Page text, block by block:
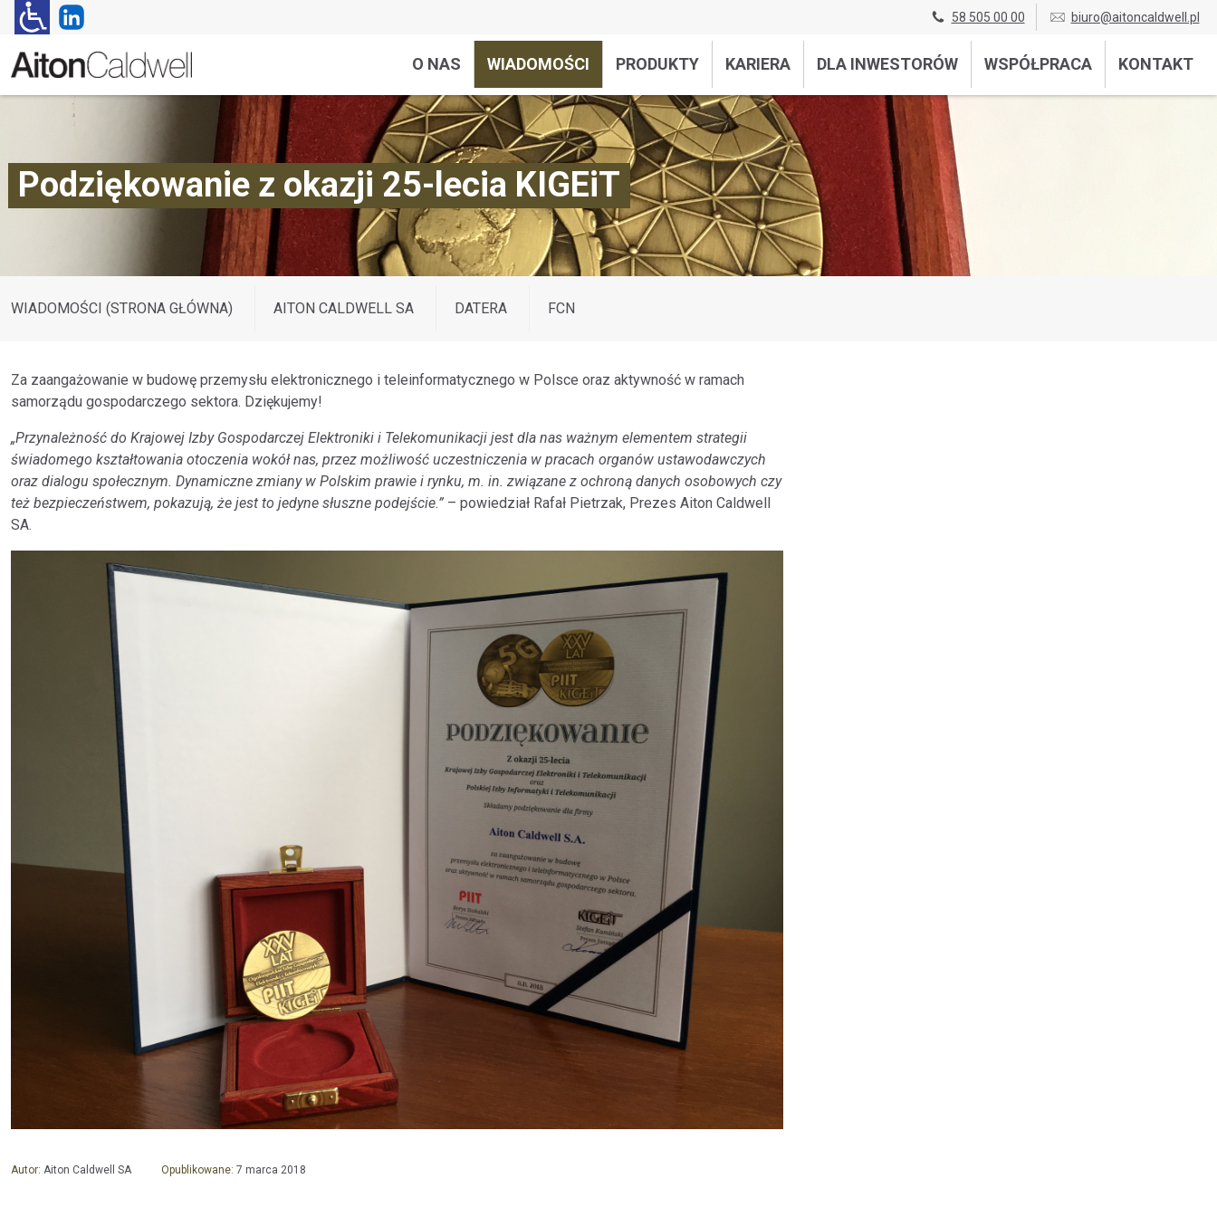
58 505 00 00 biuro@aitoncaldwell.pl
O NAS WIADOMOŚCI PRODUKTY KARIERA DLA INWESTORÓW WSPÓŁPRACA KONTAKT
Podziękowanie z okazji 25-lecia KIGEiT
WIADOMOŚCI (STRONA GŁÓWNA) AITON CALDWELL SA DATERA FCN
Za zaangażowanie w budowę przemysłu elektronicznego i teleinformatycznego w Polsce oraz aktywność w ramach
samorządu gospodarczego sektora. Dziękujemy!
„Przynależność do Krajowej Izby Gospodarczej Elektroniki i Telekomunikacji jest dla nas ważnym elementem strategii
świadomego kształtowania otoczenia wokół nas, przez możliwość uczestniczenia w pracach organów ustawodawczych
oraz dialogu społecznym. Dynamiczne zmiany w Polskim prawie i rynku, m. in. związane z ochroną danych osobowych czy
też bezpieczeństwem, pokazują, że jest to jedyne słuszne podejście.” – powiedział Rafał Pietrzak, Prezes Aiton Caldwell
SA.
Autor: Aiton Caldwell SA Opublikowane: 7 marca 2018